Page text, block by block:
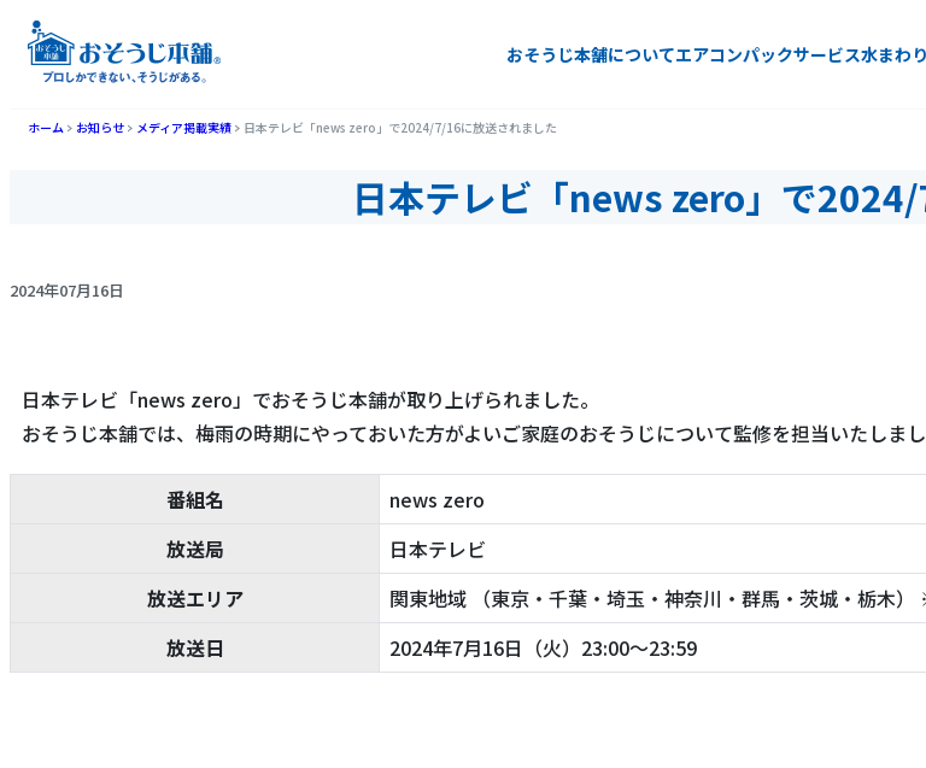
おそうじ本舗についてエアコンパックサービス水まわり
ホーム お知らせ メディア掲載実績 日本テレビ「news zero」で2024/7/16に放送されました
日本テレビ「news zero」で
2024年07月16日
日本テレビ「news zero」でおそうじ本舗が取り上げられました。
おそうじ本舗では、梅雨の時期にやっておいた方がよいご家庭のおそうじについて監修を担当いたしまし
番組名
news zero
放送局
日本テレビ
放送エリア
関東地域 （東京・千葉・埼玉・神奈川・群馬・茨城・栃木
放送日
2024年7月16日（火）23:00～23:59